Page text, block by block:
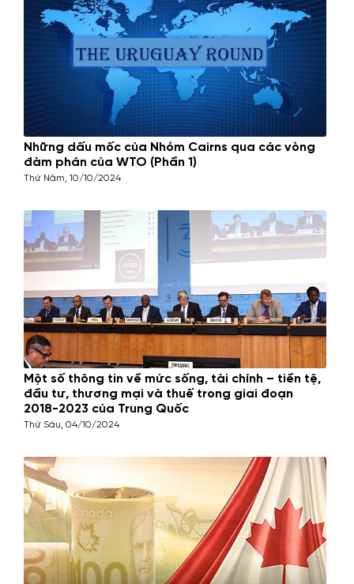
Những dấu mốc của Nhóm Cairns qua các vòng
đàm phán của WTO (Phần 1)
Thứ Năm, 10/10/2024
Một số thông tin về mức sống, tài chính – tiền tệ,
đầu tư, thương mại và thuế trong giai đoạn
2018-2023 của Trung Quốc
Thứ Sáu, 04/10/2024